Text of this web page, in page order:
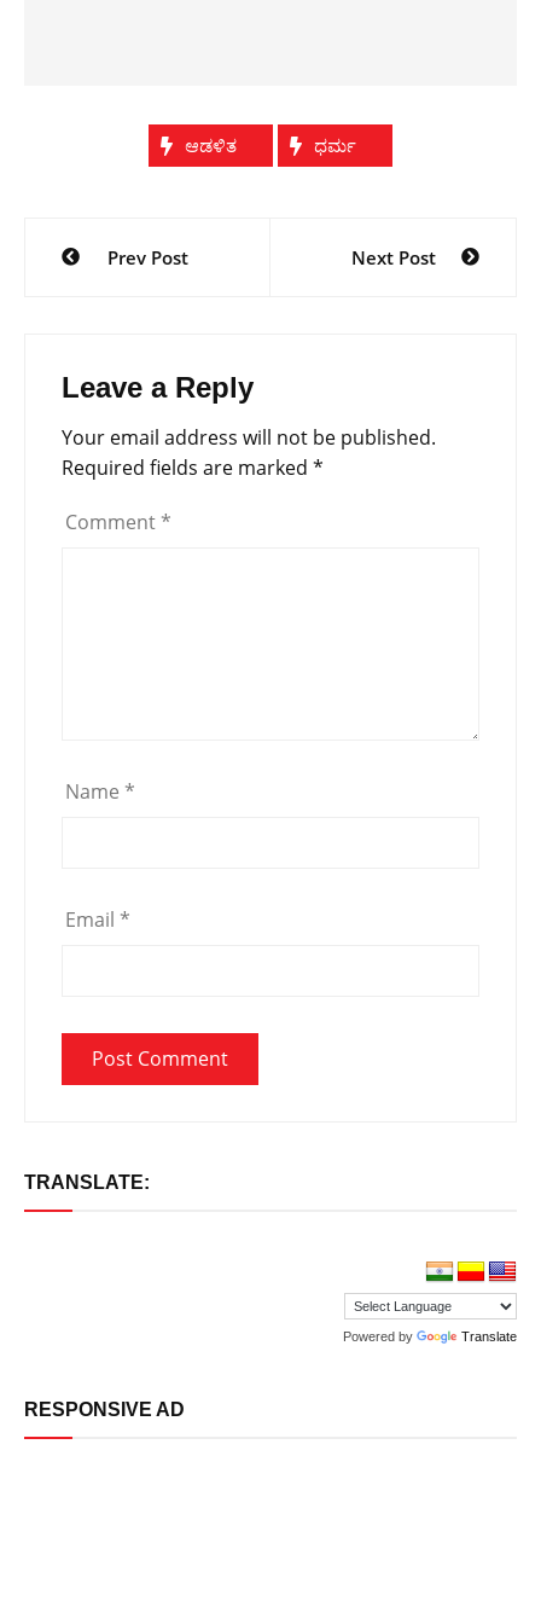
ಆಡಳಿತ ಧರ್ಮ
navigation
Prev Post Next Post
Leave a Reply
Your email address will not be published.
Required fields are marked *
Comment *
Name *
Email *
TRANSLATE:
Powered by Translate
RESPONSIVE AD